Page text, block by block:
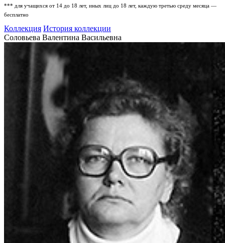
*** для учащихся от 14 до 18 лет, иных лиц до 18 лет, каждую третью среду месяца —
бесплатно
Коллекция История коллекции
Соловьева Валентина Васильевна